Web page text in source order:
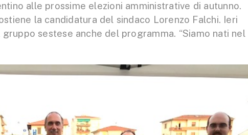
alle prossime elezioni amministrative di autunno.
la candidatura del sindaco Lorenzo Falchi. Ieri
sestese anche del programma. “Siamo nati nel